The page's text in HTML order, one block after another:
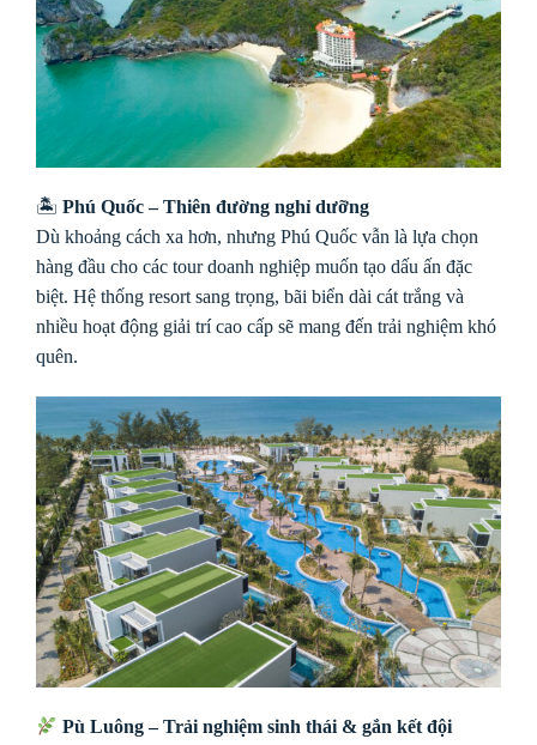
🏝 Phú Quốc – Thiên đường nghỉ dưỡng
Dù khoảng cách xa hơn, nhưng Phú Quốc vẫn là lựa chọn
hàng đầu cho các tour doanh nghiệp muốn tạo dấu ấn đặc
biệt. Hệ thống resort sang trọng, bãi biển dài cát trắng và
nhiều hoạt động giải trí cao cấp sẽ mang đến trải nghiệm khó
quên.
Pù Luông – Trải nghiệm sinh thái & gắn kết đội